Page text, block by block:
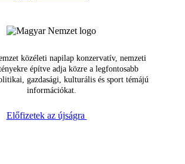
közéleti napilap konzervatív, nemzeti
építve adja közre a legfontosabb
gazdasági, kulturális és sport témájú
információkat.
Előfizetek az újságra